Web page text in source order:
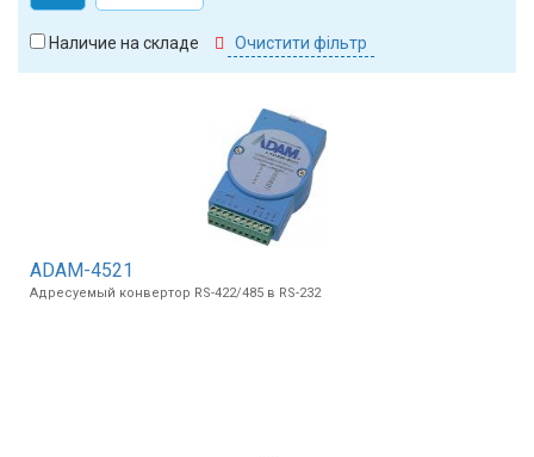
Каталог
Вакансії
Наличие на складе Очистити фільтр
ADAM-4521
Адресуемый конвертор RS-422/485 в RS-232